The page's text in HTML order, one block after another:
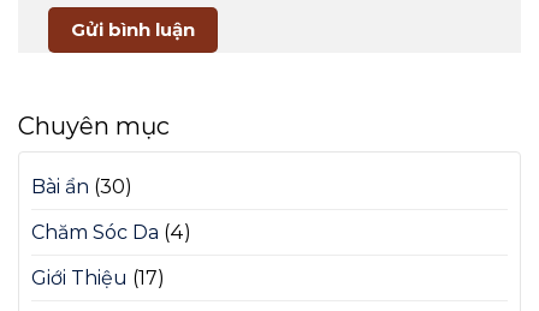
Chuyên mục
Bài ẩn (30)
Chăm Sóc Da (4)
Giới Thiệu (17)